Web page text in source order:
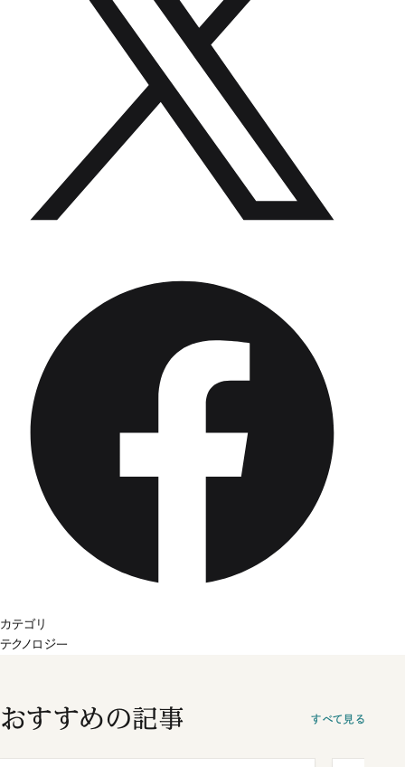
カテゴリ
テクノロジー
おすすめの記事 すべて見る